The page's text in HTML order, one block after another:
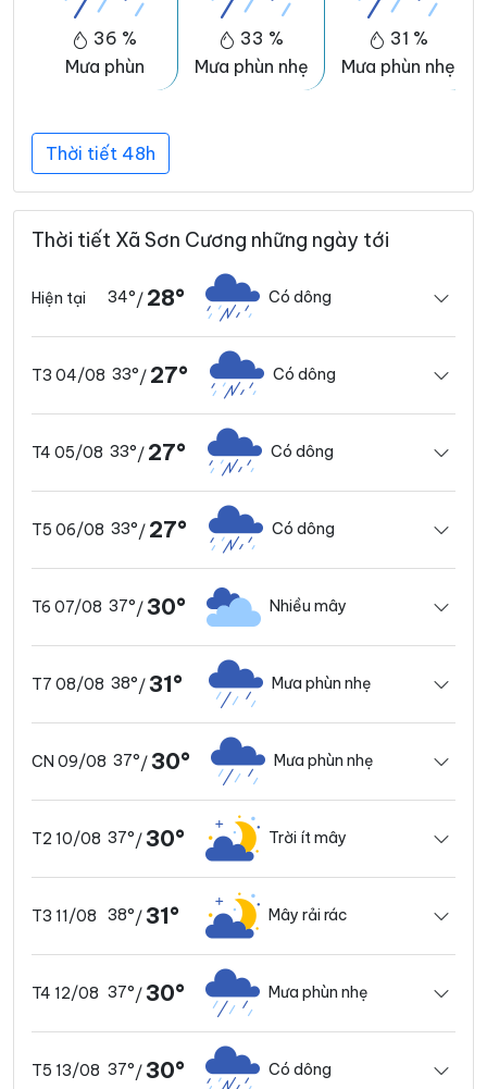
36 %
Mưa phùn
33 %
Mưa phùn nhẹ
31 %
Mưa phùn nhẹ
Thời tiết 48h
Thời tiết Xã Sơn Cương những ngày tới
Hiện tại 34°/ 28° Có dông
T3 04/08 33°/ 27° Có dông
T4 05/08 33°/ 27° Có dông
T5 06/08 33°/ 27° Có dông
T6 07/08 37°/30° Nhiều mây
T7 08/08 38°/31° Mưa phùn nhẹ
CN 09/08 37°/30° Mưa phùn nhẹ
T2 10/08 37°/30° Trời ít mây
T3 11/08 38°/31° Mây rải rác
T4 12/08 37°/30° Mưa phùn nhẹ
T5 13/08 37°/30° Có dông